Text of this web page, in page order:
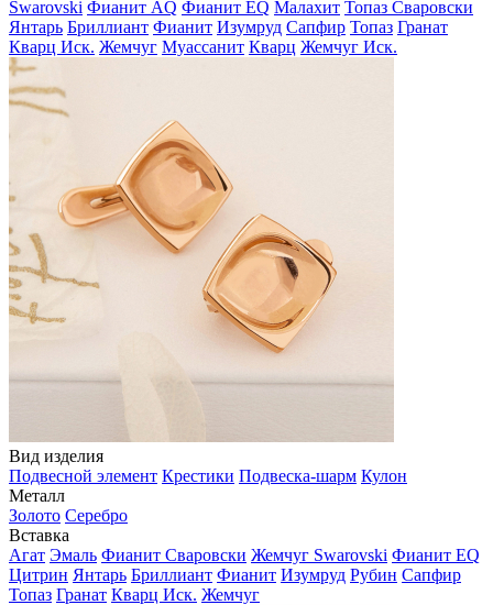
Swarovski Фианит AQ Фианит EQ Малахит Топаз Сваровски
Янтарь Бриллиант Фианит Изумруд Сапфир Топаз Гранат
Кварц Иск. Жемчуг Муассанит Кварц Жемчуг Иск.
Вид изделия
Подвесной элемент Крестики Подвеска-шарм Кулон
Металл
Золото Серебро
Вставка
Агат Эмаль Фианит Сваровски Жемчуг Swarovski Фианит EQ
Цитрин Янтарь Бриллиант Фианит Изумруд Рубин Сапфир
Топаз Гранат Кварц Иск. Жемчуг